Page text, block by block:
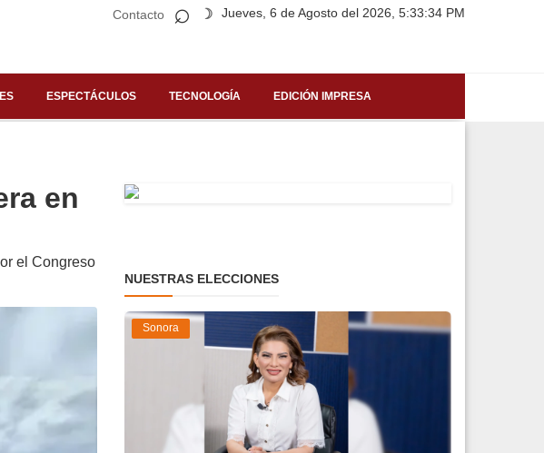
Contacto Jueves, 6 de Agosto del 2026, 5:33:34 PM
⌕ ☽
ESPECTÁCULOS TECNOLOGÍA EDICIÓN IMPRESA
en
el Congreso
NUESTRAS ELECCIONES
Sonora